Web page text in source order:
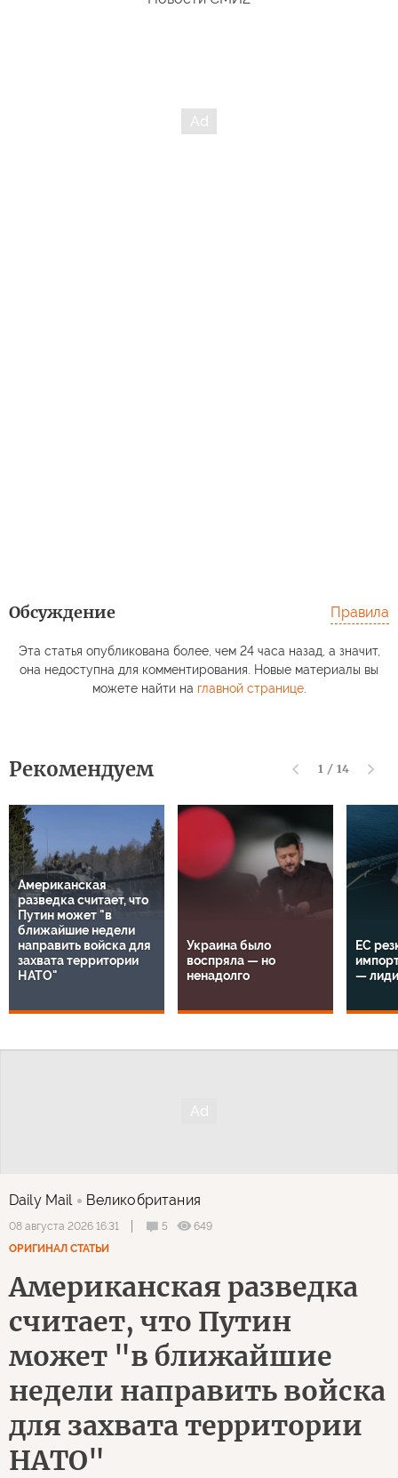
Обсуждение Правила
Эта статья опубликована более, чем 24 часа назад, а значит,
она недоступна для комментирования. Новые материалы вы
можете найти на главной странице.
Рекомендуем 1 / 14
Американская
разведка считает, что
Путин может "в
ближайшие недели
направить войска для
захвата территории
НАТО"
Украина было
воспряла — но
ненадолго
ЕС
—
Daily Mail Великобритания
08 августа 2026 16:31 5
649
ОРИГИНАЛ СТАТЬИ
Американская разведка
считает, что Путин
может "в ближайшие
недели направить войска
для захвата территории
НАТО"